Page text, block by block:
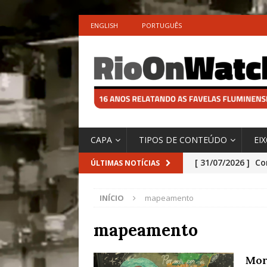
ENGLISH PORTUGUÊS
CAPA TIPOS DE CONTEÚDO
ÚLTIMAS NOTÍCIAS [ 31/07/2026 ]
Especial do
INÍCIO mapeamento
mapeamento